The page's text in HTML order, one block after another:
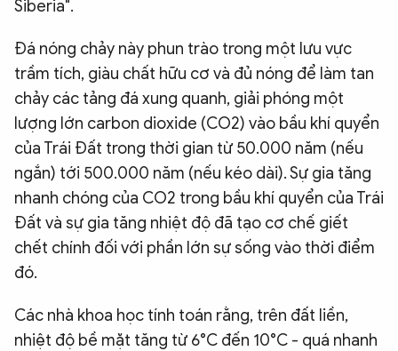
Siberia".
Đá nóng chảy này phun trào trong một lưu vực
trầm tích, giàu chất hữu cơ và đủ nóng để làm tan
chảy các tảng đá xung quanh, giải phóng một
lượng lớn carbon dioxide (CO2) vào bầu khí quyển
của Trái Đất trong thời gian từ 50.000 năm (nếu
ngắn) tới 500.000 năm (nếu kéo dài). Sự gia tăng
nhanh chóng của CO2 trong bầu khí quyển của Trái
Đất và sự gia tăng nhiệt độ đã tạo cơ chế giết
chết chính đối với phần lớn sự sống vào thời điểm
đó.
Các nhà khoa học tính toán rằng, trên đất liền,
nhiệt độ bề mặt tăng từ 6°C đến 10°C - quá nhanh